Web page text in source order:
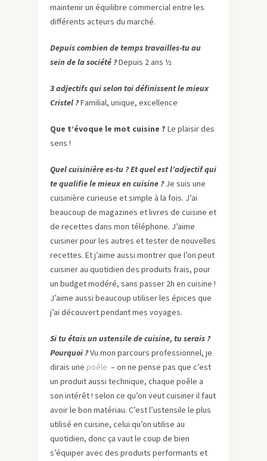
maintenir un équilibre commercial entre les
différents acteurs du marché.
Depuis combien de temps travailles-tu au
sein de la société ?Depuis 2 ans ½
3 adjectifs qui selon toi définissent le mieux
Cristel ?Familial, unique, excellence
Que t’évoque le mot cuisine ? Le plaisir des
sens !
Quel cuisinière es-tu ? Et quel est l’adjectif qui
te qualifie le mieux en cuisine ?Je suis une
cuisinière curieuse et simple à la fois. J’ai
beaucoup de magazines et livres de cuisine et
de recettes dans mon téléphone. J’aime
cuisiner pour les autres et tester de nouvelles
recettes. Et j’aime aussi montrer que l’on peut
cuisiner au quotidien des produits frais, pour
un budget modéré, sans passer 2h en cuisine !
J’aime aussi beaucoup utiliser les épices que
j’ai découvert pendant mes voyages.
Si tu étais un ustensile de cuisine, tu serais ?
Pourquoi ?Vu mon parcours professionnel, je
dirais une poêle – on ne pense pas que c’est
un produit aussi technique, chaque poêle a
son intérêt ! selon ce qu’on veut cuisiner il faut
avoir le bon matériau. C’est l’ustensile le plus
utilisé en cuisine, celui qu’on utilise au
quotidien, donc ça vaut le coup de bien
s’équiper avec des produits performants et